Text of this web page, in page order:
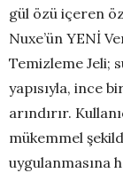
gül özü içeren
Nuxe’ün YENİ
Temizleme Jeli;
yapısıyla, ince
arındırır.
mükemmel
uygulanmasına